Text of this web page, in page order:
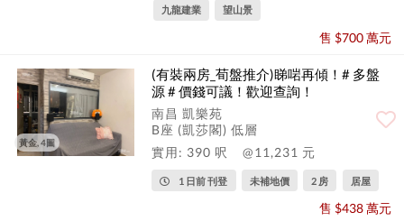
九龍建業 望山景
售 $700 萬元
黃金, 4圖
(有裝兩房_荀盤推介)睇啱再傾！# 多盤
源 # 價錢可議！歡迎查詢！
南昌 凱樂苑
B座 (凱莎閣) 低層
實用: 390 呎
@11,231 元
1 日前 刊登 未補地價 2 房 居屋
售 $438 萬元